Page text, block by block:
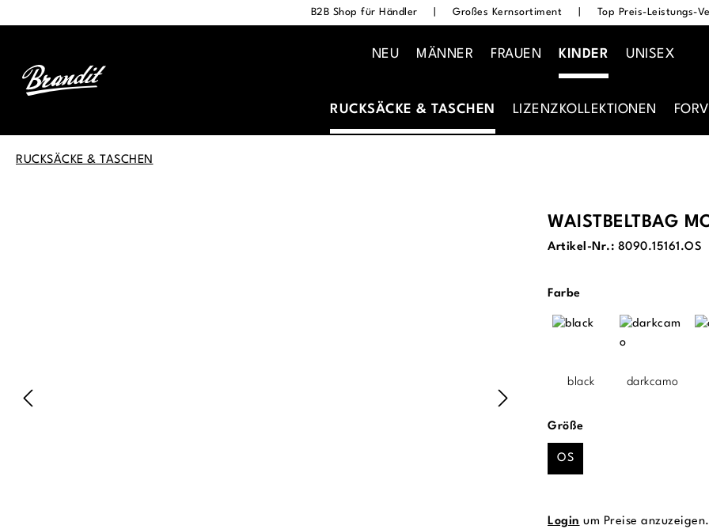
B2B Shop für Händler Großes Kernsortiment Top Preis-Leistungs-
NEU MÄNNER FRAUEN KINDER UNISEX
RUCKSÄCKE & TASCHEN LIZENZKOLLEKTIONEN
RUCKSÄCKE & TASCHEN
WAISTBELTBAG
Artikel-Nr.: 8090.15161.OS
Farbeauswählen
black darkcamo
Größeauswählen
OS
Login um Preise anzuzeigen.